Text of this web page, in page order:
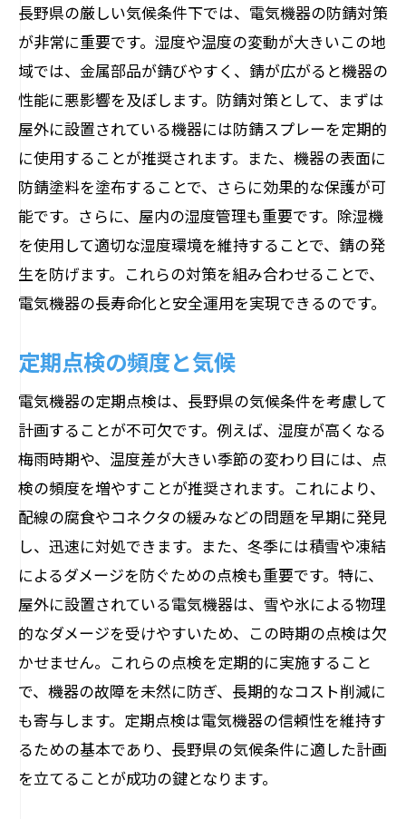
専門業者の役割
長期的なコスト削減を実現する電気機器の定
期点検
定期点検のコストとメリット
長期的な視点からのコスト削減
点検による故障防止
コスト効率の良い点検方法
点検計画の立て方
専門業者の活用とコスト削減
長野県の厳しい気候条件下では、電気機器の防錆対策
が非常に重要です。湿度や温度の変動が大きいこの地
域では、金属部品が錆びやすく、錆が広がると機器の
性能に悪影響を及ぼします。防錆対策として、まずは
屋外に設置されている機器には防錆スプレーを定期的
に使用することが推奨されます。また、機器の表面に
防錆塗料を塗布することで、さらに効果的な保護が可
能です。さらに、屋内の湿度管理も重要です。除湿機
を使用して適切な湿度環境を維持することで、錆の発
生を防げます。これらの対策を組み合わせることで、
電気機器の長寿命化と安全運用を実現できるのです。
定期点検の頻度と気候
電気機器の定期点検は、長野県の気候条件を考慮して
計画することが不可欠です。例えば、湿度が高くなる
梅雨時期や、温度差が大きい季節の変わり目には、点
検の頻度を増やすことが推奨されます。これにより、
配線の腐食やコネクタの緩みなどの問題を早期に発見
し、迅速に対処できます。また、冬季には積雪や凍結
によるダメージを防ぐための点検も重要です。特に、
屋外に設置されている電気機器は、雪や氷による物理
的なダメージを受けやすいため、この時期の点検は欠
かせません。これらの点検を定期的に実施すること
で、機器の故障を未然に防ぎ、長期的なコスト削減に
も寄与します。定期点検は電気機器の信頼性を維持す
るための基本であり、長野県の気候条件に適した計画
を立てることが成功の鍵となります。